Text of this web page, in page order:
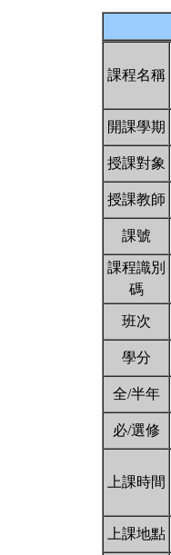
課程名稱
開課學期
授課對象
授課教師
課號
課程識別
碼
班次
學分
全/半年
必/選修
上課時間
上課地點